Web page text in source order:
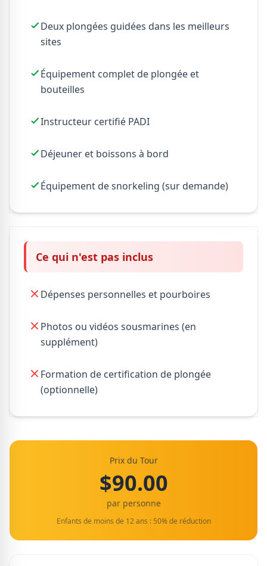
Deux plongées guidées dans les meilleurs
sites
Équipement complet de plongée et
bouteilles
Instructeur certifié PADI
Déjeuner et boissons à bord
Équipement de snorkeling (sur demande)
Ce qui n'est pas inclus
Dépenses personnelles et pourboires
Photos ou vidéos sousmarines (en
supplément)
Formation de certification de plongée
(optionnelle)
Prix du Tour
$90.00
par personne
Enfants de moins de 12 ans : 50% de réduction